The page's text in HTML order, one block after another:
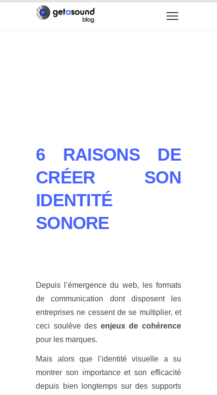
6 RAISONS DE
CRÉER SON
IDENTITÉ
SONORE
Depuis l’émergence du web, les formats
de communication dont disposent les
entreprises ne cessent de se multiplier, et
ceci soulève des enjeux de cohérence
pour les marques.
Mais alors que l’identité visuelle a su
montrer son importance et son efficacité
depuis bien longtemps sur des supports